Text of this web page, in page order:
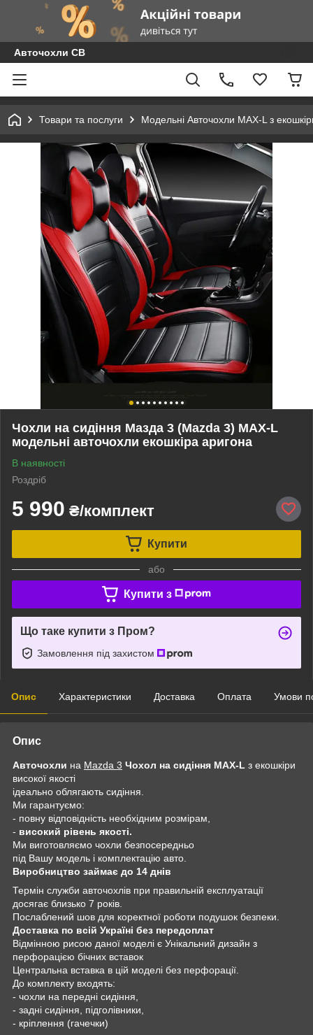
Авточохли СВ
Товари та послуги Модельні Авточохли MAX-L з
Чохли на сидіння Мазда 3 (Mazda 3) MAX-L
модельні авточохли екошкіра аригона
В наявності
Роздріб
5 990 ₴/комплект
Купити
або
Купити з
Що таке купити з Пром?
Замовлення під захистом
Опис Характеристики Доставка Оплата Умови
Опис
Авточохли на Mazda 3 Чохол на сидіння MAX-L з екошкіри
високої якості
ідеально облягають сидіння.
Ми гарантуємо:
- повну відповідність необхідним розмірам,
- високий рівень якості.
Ми виготовляємо чохли безпосередньо
під Вашу модель і комплектацію авто.
Виробництво займає до 14 днів
Термін служби авточохлів при правильній експлуатації
досягає близько 7 років.
Послаблений шов для коректної роботи подушок безпеки.
Доставка по всій Україні без передоплат
Відмінною рисою даної моделі є Унікальний дизайн з
перфорацією бічних вставок
Центральна вставка в цій моделі без перфорації.
До комплекту входять:
- чохли на передні сидіння,
- задні сидіння, підголівники,
- кріплення (гачечки)